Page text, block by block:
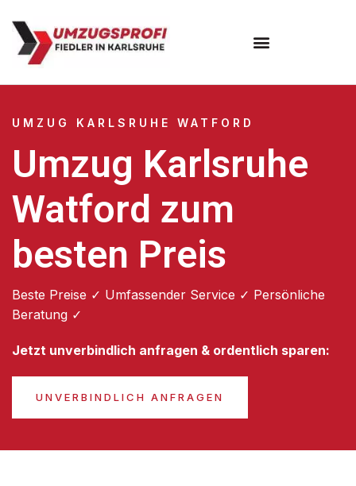
UMZUG KARLSRUHE WATFORD
Umzug Karlsruhe
Watford zum
besten Preis
Beste Preise ✓ Umfassender Service ✓ Persönliche
Beratung ✓
Jetzt unverbindlich anfragen & ordentlich sparen:
UNVERBINDLICH ANFRAGEN